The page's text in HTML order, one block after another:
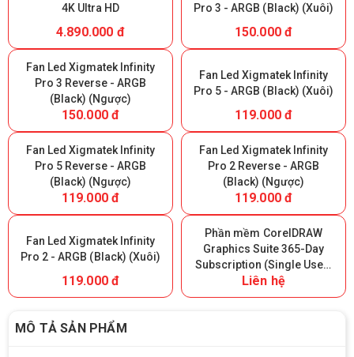
4K Ultra HD
4.890.000 đ
Pro 3 - ARGB (Black) (Xuôi)
150.000 đ
Fan Led Xigmatek Infinity
Pro 3 Reverse - ARGB
(Black) (Ngược)
150.000 đ
Fan Led Xigmatek Infinity
Pro 5 - ARGB (Black) (Xuôi)
119.000 đ
Fan Led Xigmatek Infinity
Pro 5 Reverse - ARGB
(Black) (Ngược)
119.000 đ
Fan Led Xigmatek Infinity
Pro 2 Reverse - ARGB
(Black) (Ngược)
119.000 đ
Fan Led Xigmatek Infinity
Pro 2 - ARGB (Black) (Xuôi)
119.000 đ
Phần mềm CorelDRAW
Graphics Suite 365-Day
Subscription (Single User)
- 365 ngày
Liên hệ
MÔ TẢ SẢN PHẨM